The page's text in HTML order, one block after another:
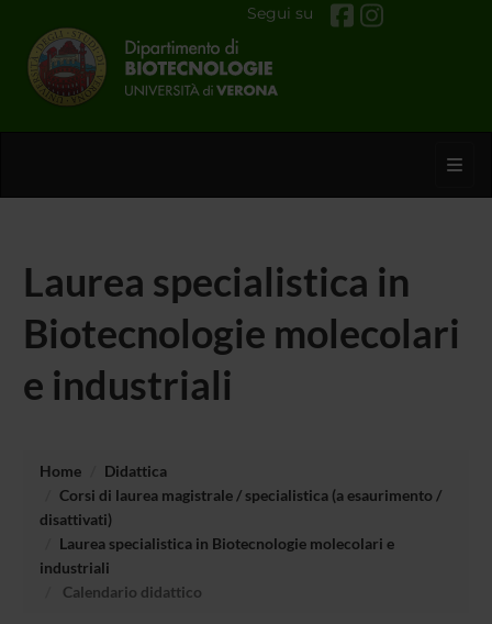
Segui su
Laurea specialistica in
Biotecnologie molecolari
e industriali
Home
Didattica
Corsi di laurea magistrale / specialistica (a esaurimento /
disattivati)
Laurea specialistica in Biotecnologie molecolari e
industriali
Calendario didattico